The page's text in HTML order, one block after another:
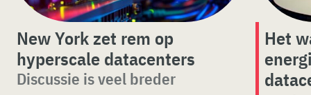
New York zet rem op
hyperscale datacenters
Discussie is veel breder
Het